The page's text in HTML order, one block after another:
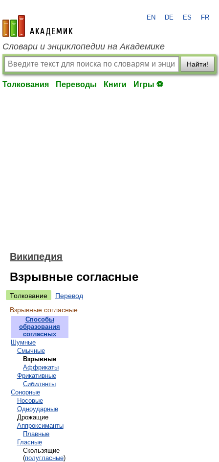
academic.ru
EN DE ES FR
Словари и энциклопедии на Академике
Найти!
Толкования Переводы Книги Игры ⚽
Википедия
Взрывные согласные
Толкование
Перевод
Взрывные согласные
Способы
образования
согласных
Шумные
Смычные
Взрывные
Аффрикаты
Фрикативные
Сибилянты
Сонорные
Носовые
Одноударные
Дрожащие
Аппроксиманты
Плавные
Гласные
Скользящие
(полугласные)